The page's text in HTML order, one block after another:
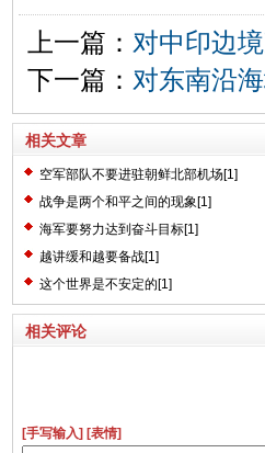
上一篇： 对中印边
下一篇： 对东南沿
相关文章
空军部队不要进驻朝鲜北部机场[1]
战争是两个和平之间的现象[1]
海军要努力达到奋斗目标[1]
越讲缓和越要备战[1]
这个世界是不安定的[1]
相关评论
[手写输入] [表情]